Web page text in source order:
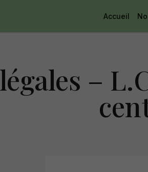
Accueil
–